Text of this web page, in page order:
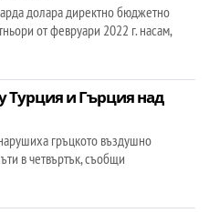
долара директно бюджетно
от февруари 2022 г. насам,
и Гърция над
гръцкото въздушно
в четвъртък, съобщи